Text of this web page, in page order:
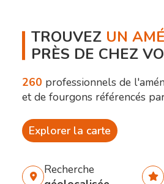
TROUVEZ UN
PRÈS DE CHEZ
260 professionnels de
et de fourgons référencés
Explorer la carte
Recherche